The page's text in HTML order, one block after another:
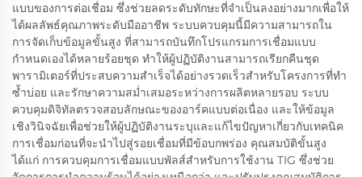
แบบของการต่อเชื่อม ซึ่งช่วยลดระดับทักษะที่จำเป็นลงอย่างมากเพื่อให้
ได้ผลลัพธ์คุณภาพระดับมืออาชีพ ระบบควบคุมนี้มีความสามารถใน
การจัดเก็บข้อมูลขั้นสูง ที่สามารถบันทึกโปรแกรมการเชื่อมแบบ
กำหนดเองได้หลายร้อยชุด ทำให้ผู้ปฏิบัติงานสามารถเรียกคืนชุด
พารามิเตอร์ที่ประสบความสำเร็จได้อย่างรวดเร็วสำหรับโครงการที่ทำ
ซ้ำบ่อย และรักษาความสม่ำเสมอระหว่างการผลิตหลายรอบ ระบบ
ควบคุมดิจิทัลตรวจสอบลักษณะของอาร์คแบบต่อเนื่อง และให้ข้อมูล
เชิงวินิจฉัยเพื่อช่วยให้ผู้ปฏิบัติงานระบุและแก้ไขปัญหาเกี่ยวกับเทคนิค
การเชื่อมก่อนที่จะนำไปสู่รอยเชื่อมที่มีข้อบกพร่อง คุณสมบัติขั้นสูง
ได้แก่ การควบคุมการเชื่อมแบบพัลส์สำหรับการใช้งาน TIG ซึ่งช่วย